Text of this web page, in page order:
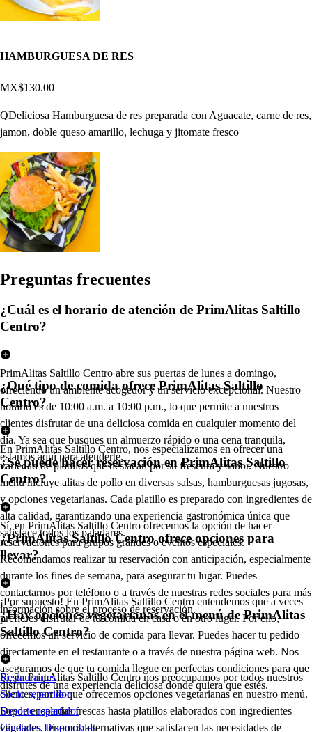
HAMBURGUESA DE RES
MX$130.00
QDeliciosa Hamburguesa de res preparada con Aguacate, carne de res,
jamon, doble queso amarillo, lechuga y jitomate fresco
Preguntas frecuentes
¿Cuál es el horario de atención de PrimAlitas Saltillo
Centro?
PrimAlitas Saltillo Centro abre sus puertas de lunes a domingo,
ofreciendo un ambiente acogedor y un servicio excepcional. Nuestro
horario es de 10:00 a.m. a 10:00 p.m., lo que permite a nuestros
clientes disfrutar de una deliciosa comida en cualquier momento del
día. Ya sea que busques un almuerzo rápido o una cena tranquila,
estamos aquí para atenderte.
¿Qué tipo de comida ofrece PrimAlitas Saltillo
Centro?
En PrimAlitas Saltillo Centro, nos especializamos en ofrecer una
variedad de platillos que destacan por su frescura y sabor. Nuestro
menú incluye alitas de pollo en diversas salsas, hamburguesas jugosas,
y opciones vegetarianas. Cada platillo es preparado con ingredientes de
alta calidad, garantizando una experiencia gastronómica única que
satisface todos los paladares.
¿Se puede hacer reservación en PrimAlitas Saltillo
Centro?
Sí, en PrimAlitas Saltillo Centro ofrecemos la opción de hacer
reservaciones para grupos grandes o eventos especiales.
Recomendamos realizar tu reservación con anticipación, especialmente
durante los fines de semana, para asegurar tu lugar. Puedes
contactarnos por teléfono o a través de nuestras redes sociales para más
información sobre el proceso de reservación.
¿PrimAlitas Saltillo Centro ofrece opciones para
llevar?
¡Por supuesto! En PrimAlitas Saltillo Centro entendemos que a veces
prefieres disfrutar de tu comida en casa o en otro lugar. Por ello,
ofrecemos un servicio de comida para llevar. Puedes hacer tu pedido
directamente en el restaurante o a través de nuestra página web. Nos
aseguramos de que tu comida llegue en perfectas condiciones para que
disfrutes de una experiencia deliciosa donde quiera que estés.
¿Hay opciones vegetarianas en el menú de PrimAlitas
Saltillo Centro?
Sí, en PrimAlitas Saltillo Centro nos preocupamos por todos nuestros
clientes, por lo que ofrecemos opciones vegetarianas en nuestro menú.
Desde ensaladas frescas hasta platillos elaborados con ingredientes
vegetales, tenemos alternativas que satisfacen las necesidades de
Restaurantes
Socio repartidor
Soporte repartidor
Ciudades Disponibles